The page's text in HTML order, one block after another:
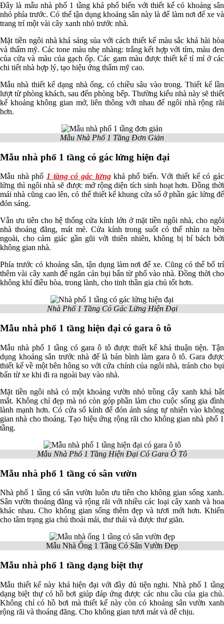
Đây là mẫu nhà phố 1 tầng khá phổ biến với thiết kế có khoảng sân
nhỏ phía trước. Có thể tận dụng khoảng sân này là để làm nơi để xe và
trang trí một vài cây xanh nhỏ trước nhà.
Mặt tiền ngôi nhà khá sáng sủa với cách thiết kế màu sắc khá hài hòa
và thẩm mỹ. Các tone màu nhẹ nhàng: trắng kết hợp với tím, màu đen
của cửa và màu của gạch ốp. Các gam màu được thiết kế tỉ mỉ ở các
chi tiết nhà hợp lý, tạo hiệu ứng thẩm mỹ cao.
Mẫu nhà thiết kế dạng nhà ống, có chiều sâu vào trong. Thiết kế lần
lượt từ phòng khách, sau đến phòng bếp. Thường kiểu nhà này sẽ thiết
kế khoảng không gian mở, liên thông với nhau để ngôi nhà rộng rãi
hơn.
Mẫu Nhà Phố 1 Tầng Đơn Giản
Mẫu nhà phố 1 tầng có gác lửng hiện đại
Mẫu nhà phố 1 tầng có gác lửngkhá phổ biến. Với thiết kế có gác
lửng thì ngôi nhà sẽ được mở rộng diện tích sinh hoạt hơn. Đồng thời
mái nhà cũng cao lên, có thể thiết kế khung cửa sổ ở phần gác lửng để
đón sáng.
Vẫn ưu tiên cho hệ thống cửa kính lớn ở mặt tiền ngôi nhà, cho ngôi
nhà thoáng đãng, mát mẻ. Cửa kính trong suốt có thể nhìn ra bên
ngoài, cho cảm giác gần gũi với thiên nhiên, không bị bí bách bởi
không gian nhà.
Phía trước có khoảng sân, tận dụng làm nơi để xe. Cũng có thể bố trí
thêm vài cây xanh để ngăn cản bụi bẩn từ phố vào nhà. Đồng thời cho
không khí điều hòa, trong lành, cho tinh thần gia chủ tốt hơn.
Nhà Phố 1 Tầng Có Gác Lửng Hiện Đại
Mẫu nhà phố 1 tầng hiện đại có gara ô tô
Mẫu nhà phố 1 tầng có gara ô tô được thiết kế khá thuận tiện. Tận
dụng khoảng sân trước nhà để là bán bình làm gara ô tô. Gara được
thiết kế về một bên hông so với cửa chính của ngôi nhà, tránh cho bụi
bẩn từ xe khi đi ra ngoài bay vào nhà.
Mặt tiền ngôi nhà có một khoảng vườn nhỏ trồng cây xanh khá bắt
mắt. Không chỉ đẹp mà nó còn góp phần làm cho cuộc sống gia đình
lành mạnh hơn. Có cửa sổ kính để đón ánh sáng tự nhiên vào không
gian nhà cho thoáng. Tạo hiệu ứng rộng rãi cho không gian nhà phố 1
tầng.
Mẫu Nhà Phố 1 Tầng Hiện Đại Có Gara Ô Tô
Mẫu nhà phố 1 tầng có sân vườn
Nhà phố 1 tầng có sân vườn luôn ưu tiên cho không gian sống xanh.
Sân vườn thoáng đãng và rộng rãi với nhiều các loại cây xanh và hoa
khác nhau. Cho không gian sống thêm đẹp và tươi mới hơn. Khiến
cho tâm trạng gia chủ thoải mái, thư thái và được thư giãn.
Mẫu Nhà Ống 1 Tầng Có Sân Vườn Đẹp
Mẫu nhà phố 1 tầng dạng biệt thự
Mẫu thiết kế này khá hiện đại với đầy đủ tiện nghi. Nhà phố 1 tầng
dạng biệt thự có hồ bơi giúp đáp ứng được các nhu cầu của gia chủ.
Không chỉ có hồ bơi mà thiết kế này còn có khoảng sân vườn xanh
rộng rãi và thoáng đãng. Cho không gian tươi mát và dễ chịu.